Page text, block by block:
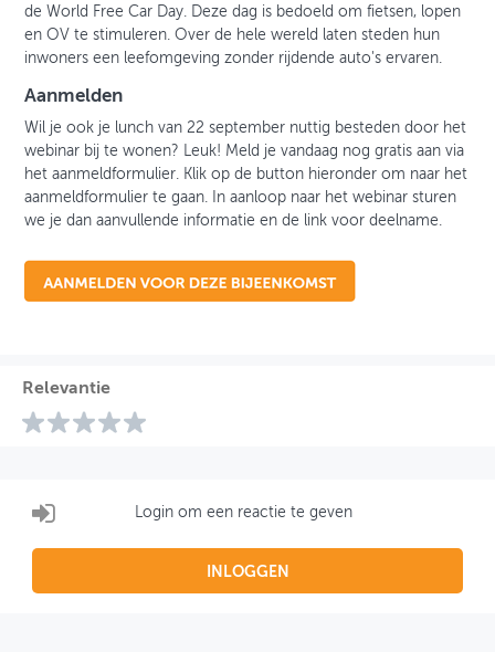
de World Free Car Day. Deze dag is bedoeld om fietsen, lopen
en OV te stimuleren. Over de hele wereld laten steden hun
inwoners een leefomgeving zonder rijdende auto's ervaren.
Aanmelden
Wil je ook je lunch van 22 september nuttig besteden door het
webinar bij te wonen? Leuk! Meld je vandaag nog gratis aan via
het aanmeldformulier. Klik op de button hieronder om naar het
aanmeldformulier te gaan. In aanloop naar het webinar sturen
we je dan aanvullende informatie en de link voor deelname.
Relevantie
Login om een reactie te geven
INLOGGEN